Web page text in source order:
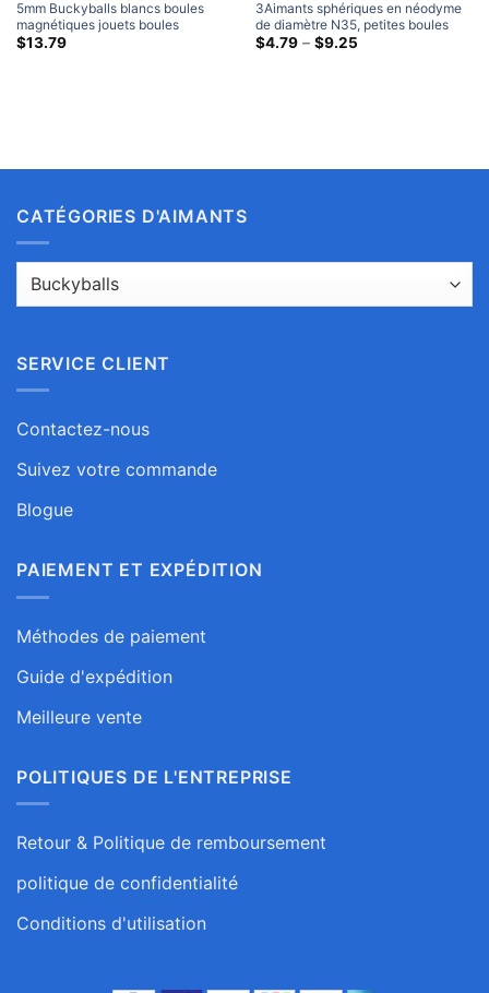
5mm Buckyballs blancs boules
magnétiques jouets boules
magnétiques Puzzles sphère
$13.79
3Aimants sphériques en néodyme
de diamètre N35, petites boules
magnétiques, petites boules, jouets
$4.79 – $9.25Gamme
CATÉGORIES D'AIMANTS
SERVICE CLIENT
Contactez-nous
Suivez votre commande
Blogue
PAIEMENT ET EXPÉDITION
Méthodes de paiement
Guide d'expédition
Meilleure vente
POLITIQUES DE L'ENTREPRISE
Retour & Politique de remboursement
politique de confidentialité
Conditions d'utilisation